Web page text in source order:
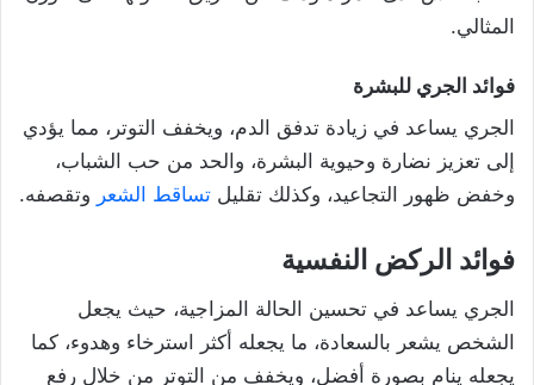
المثالي.
فوائد الجري للبشرة
الجري يساعد في زيادة تدفق الدم، ويخفف التوتر، مما يؤدي
إلى تعزيز نضارة وحيوية البشرة، والحد من حب الشباب،
وخفض ظهور التجاعيد، وكذلك تقليل تساقط الشعر وتقصفه.
فوائد الركض النفسية
الجري يساعد في تحسين الحالة المزاجية، حيث يجعل
الشخص يشعر بالسعادة، ما يجعله أكثر استرخاء وهدوء، كما
يجعله ينام بصورة أفضل، ويخفف من التوتر من خلال رفع